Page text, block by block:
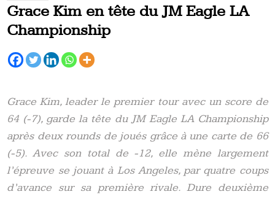
Grace Kim en tête du JM Eagle LA
Championship
Grace Kim, leader le premier tour avec un score de
64 (-7), garde la tête du JM Eagle LA Championship
après deux rounds de joués grâce à une carte de 66
(-5). Avec son total de -12, elle mène largement
l’épreuve se jouant à Los Angeles, par quatre coups
d’avance sur sa première rivale. Dure deuxième